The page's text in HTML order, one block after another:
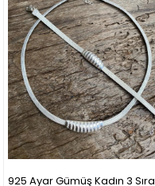
925 Ayar Gümüş Kadın 3 Sıra